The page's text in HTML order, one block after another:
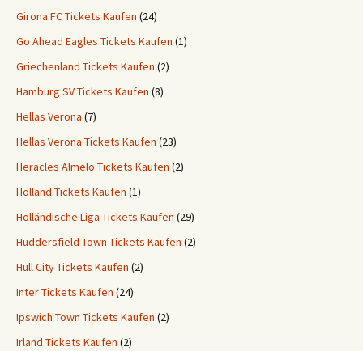
Girona FC Tickets Kaufen (24)
Go Ahead Eagles Tickets Kaufen (1)
Griechenland Tickets Kaufen (2)
Hamburg SV Tickets Kaufen (8)
Hellas Verona (7)
Hellas Verona Tickets Kaufen (23)
Heracles Almelo Tickets Kaufen (2)
Holland Tickets Kaufen (1)
Holländische Liga Tickets Kaufen (29)
Huddersfield Town Tickets Kaufen (2)
Hull City Tickets Kaufen (2)
Inter Tickets Kaufen (24)
Ipswich Town Tickets Kaufen (2)
Irland Tickets Kaufen (2)